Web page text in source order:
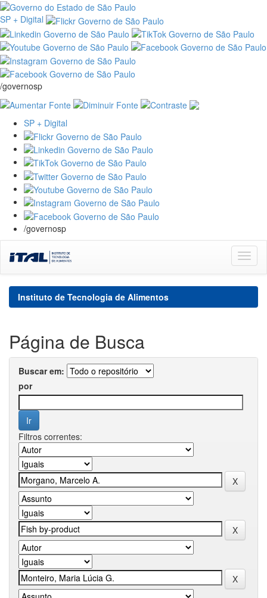
SP + Digital
/governosp
SP + Digital
/governosp
navigation
Instituto de Tecnologia de Alimentos
Página de Busca
Buscar em:
por
Filtros correntes: